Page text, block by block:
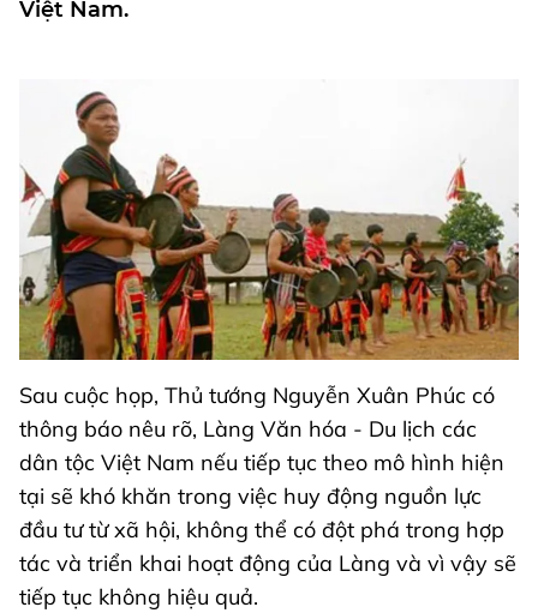
Việt Nam.
Sau cuộc họp, Thủ tướng Nguyễn Xuân Phúc có
thông báo nêu rõ, Làng Văn hóa - Du lịch các
dân tộc Việt Nam nếu tiếp tục theo mô hình hiện
tại sẽ khó khăn trong việc huy động nguồn lực
đầu tư từ xã hội, không thể có đột phá trong hợp
tác và triển khai hoạt động của Làng và vì vậy sẽ
tiếp tục không hiệu quả.